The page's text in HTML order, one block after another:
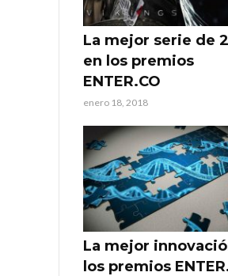
La mejor serie de
en los premios
ENTER.CO
enero 18, 2018
La mejor
los premios